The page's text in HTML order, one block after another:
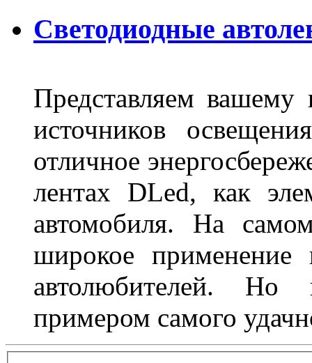
Светодиодные
Представляем
источников
отличное
лентах DLed, как
автомобиля. На
широкое
автолюбителей. Но
примером самого